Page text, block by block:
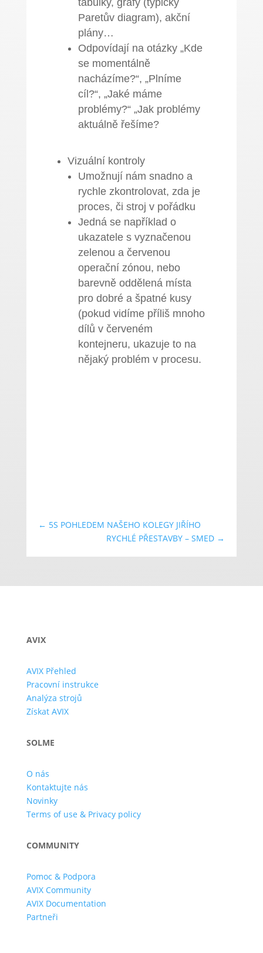
tabulky, grafy (typicky
Paretův diagram), akční
plány…
Odpovídají na otázky „Kde
se momentálně
nacházíme?“, „Plníme
cíl?“, „Jaké máme
problémy?“ „Jak problémy
aktuálně řešíme?
Vizuální kontroly
Umožnují nám snadno a
rychle zkontrolovat, zda je
proces, či stroj v pořádku
Jedná se například o
ukazatele s vyznačenou
zelenou a červenou
operační zónou, nebo
barevně oddělená místa
pro dobré a špatné kusy
(pokud vidíme příliš mnoho
dílů v červeném
kontejneru, ukazuje to na
nějaký problém v procesu.
← 5S POHLEDEM NAŠEHO KOLEGY JIŘÍHO
RYCHLÉ PŘESTAVBY – SMED →
AVIX
AVIX Přehled
Pracovní instrukce
Analýza strojů
Získat AVIX
SOLME
O nás
Kontaktujte nás
Novinky
Terms of use & Privacy policy
COMMUNITY
Pomoc & Podpora
AVIX Community
AVIX Documentation
Partneři